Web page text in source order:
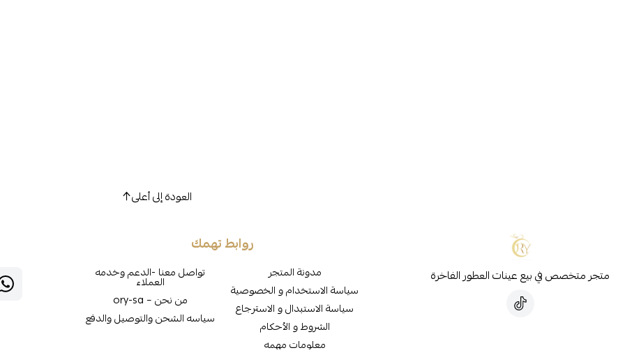
العودة إلى أعلى
متجر متخصص في بيع عينات العطور الفاخرة
روابط تهمك
مدونة المتجر
سياسة الاستخدام و الخصوصية
سياسة الاستبدال و الاسترجاع
الشروط و الأحكام
معلومات مهمه
تواصل معنا -الدعم وخدمه
العملاء
من نحن – ory-sa
سياسه الشحن والتوصيل والدفع